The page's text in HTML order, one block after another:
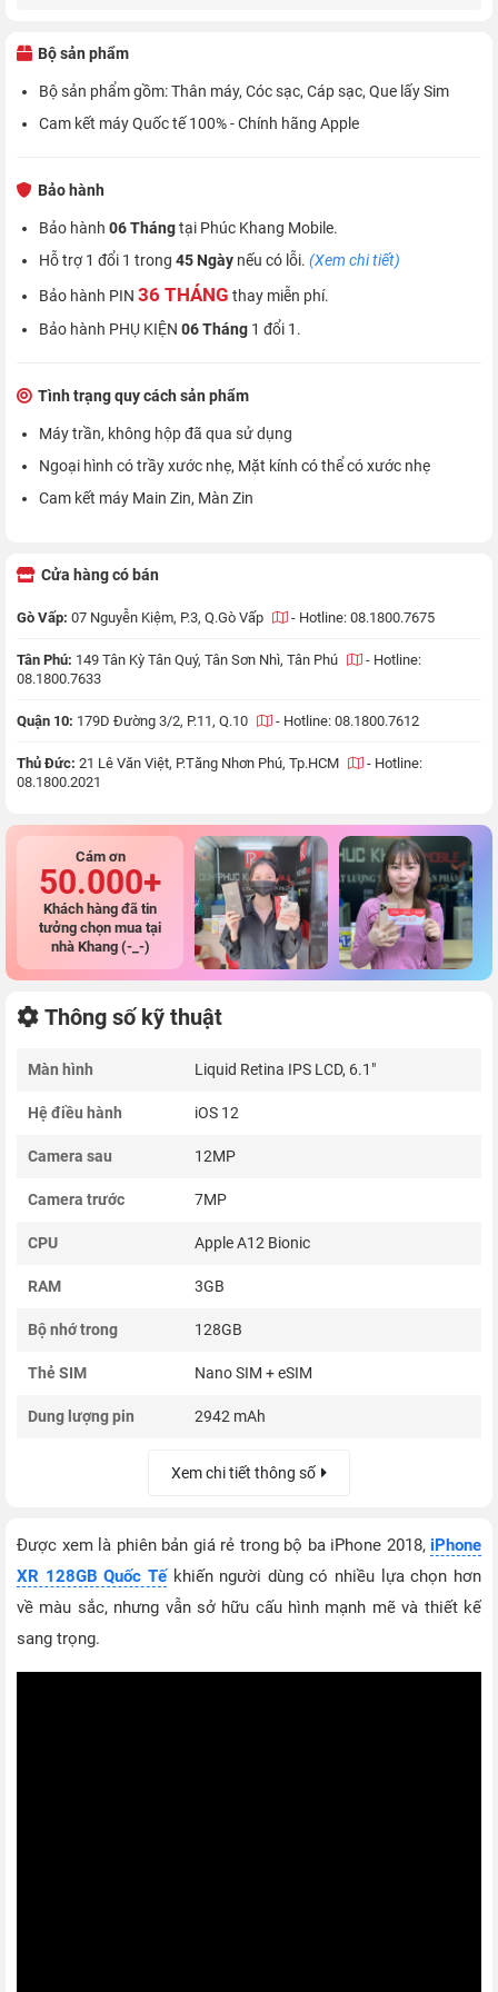
Bộ sản phẩm
Bộ sản phẩm gồm: Thân máy, Cóc sạc, Cáp sạc, Que lấy Sim
Cam kết máy Quốc tế 100% - Chính hãng Apple
Bảo hành
Bảo hành 06 Thángtại Phúc Khang Mobile.
Hỗ trợ 1 đổi 1 trong 45 Ngày nếu có lỗi. (Xem chi tiết)
Bảo hành PIN 36 THÁNG thay miễn phí.
Bảo hành PHỤ KIỆN 06 Tháng 1 đổi 1.
Tình trạng quy cách sản phẩm
Máy trần, không hộp đã qua sử dụng
Ngoại hình có trầy xước nhẹ, Mặt kính có thể có xước nhẹ
Cam kết máy Main Zin, Màn Zin
Cửa hàng có bán
Gò Vấp: 07 Nguyễn Kiệm, P.3, Q.Gò Vấp - Hotline: 08.1800.7675
Tân Phú: 149 Tân Kỳ Tân Quý, Tân Sơn Nhì, Tân Phú - Hotline:
08.1800.7633
Quận 10: 179D Đường 3/2, P.11, Q.10 - Hotline: 08.1800.7612
Thủ Đức: 21 Lê Văn Việt, P.Tăng Nhơn Phú, Tp.HCM - Hotline:
08.1800.2021
Cám ơn
50.000+
Khách hàng đã tin
tưởng chọn mua tại
nhà Khang (-_-)
Được xem là phiên bản giá rẻ trong bộ ba iPhone 2018, iPhone
XR 128GB Quốc Tếkhiến người dùng có nhiều lựa chọn hơn
về màu sắc, nhưng vẫn sở hữu cấu hình mạnh mẽ và thiết kế
sang trọng.
Thông số kỹ thuật
Màn hình Liquid Retina IPS LCD, 6.1"
Hệ điều hành iOS 12
Camera sau 12MP
Camera trước 7MP
CPU Apple A12 Bionic
RAM 3GB
Bộ nhớ trong 128GB
Thẻ SIM Nano SIM + eSIM
Dung lượng pin 2942 mAh
Xem chi tiết thông số